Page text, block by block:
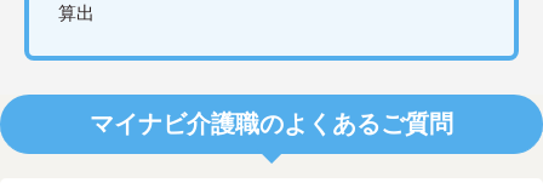
算出
マイナビ介護職のよくあるご質問